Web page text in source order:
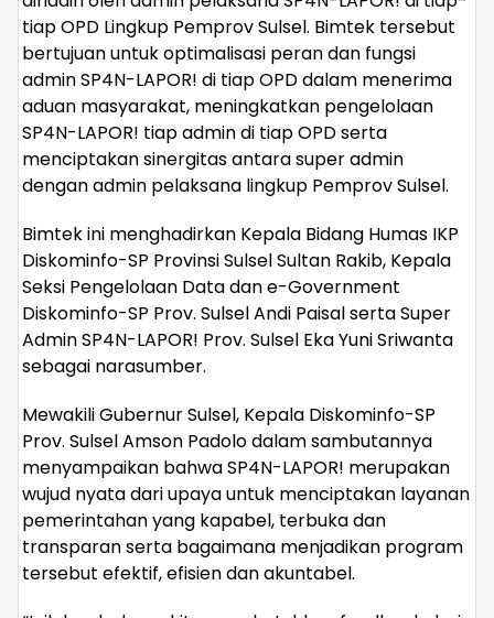
tiap OPD Lingkup Pemprov Sulsel. Bimtek tersebut
bertujuan untuk optimalisasi peran dan fungsi
admin SP4N-LAPOR! di tiap OPD dalam menerima
aduan masyarakat, meningkatkan pengelolaan
SP4N-LAPOR! tiap admin di tiap OPD serta
menciptakan sinergitas antara super admin
dengan admin pelaksana lingkup Pemprov Sulsel.
Bimtek ini menghadirkan Kepala Bidang Humas IKP
Diskominfo-SP Provinsi Sulsel Sultan Rakib, Kepala
Seksi Pengelolaan Data dan e-Government
Diskominfo-SP Prov. Sulsel Andi Paisal serta Super
Admin SP4N-LAPOR! Prov. Sulsel Eka Yuni Sriwanta
sebagai narasumber.
Mewakili Gubernur Sulsel, Kepala Diskominfo-SP
Prov. Sulsel Amson Padolo dalam sambutannya
menyampaikan bahwa SP4N-LAPOR! merupakan
wujud nyata dari upaya untuk menciptakan layanan
pemerintahan yang kapabel, terbuka dan
transparan serta bagaimana menjadikan program
tersebut efektif, efisien dan akuntabel.